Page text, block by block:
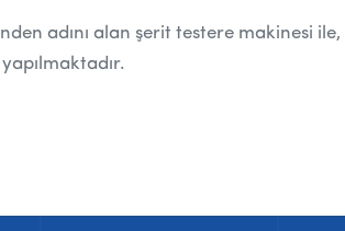
adını alan şerit testere makinesi